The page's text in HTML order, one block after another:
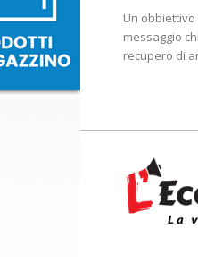
Un
messaggio
recupero di